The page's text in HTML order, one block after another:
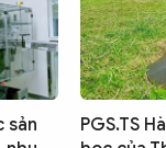
sản
PGS.TS